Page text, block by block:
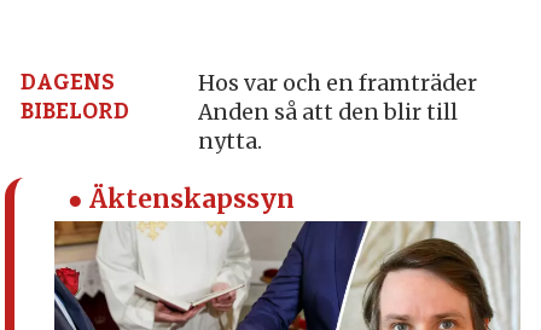
grund
–
nyheter,
debatt,
kultur
DAGENS
BIBELORD
Hos var och en framträder
Anden så att den blir till
nytta.
● Äktenskapssyn